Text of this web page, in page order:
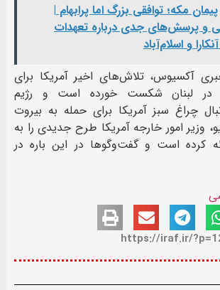
پیمان مکه؛ توافقی بزرگ اما پرابهام |
و پرسش‌های جدی درباره تعهدات
و اسلام‌آباد
آکسیوس، تلاش‌های اخیر آمریکا برای
در لبنان شکست خورده است و رژیم
چراغ سبز آمریکا برای حمله به بیروت
وزیر امور خارجه آمریکا طرح جدیدی را به
کرده است و گفت‌وگوها در این باره در